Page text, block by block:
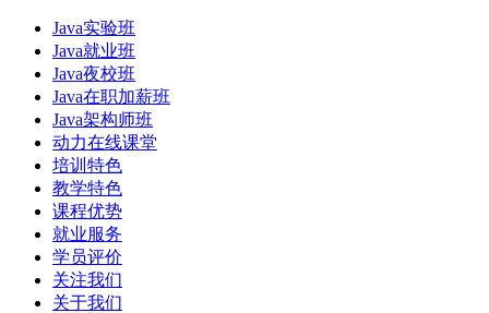
Java实验班
Java就业班
Java夜校班
Java在职加薪班
Java架构师班
动力在线课堂
培训特色
教学特色
课程优势
就业服务
学员评价
关注我们
关于我们